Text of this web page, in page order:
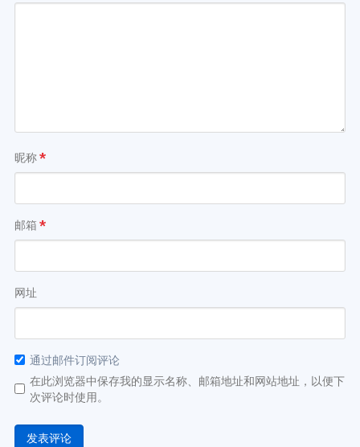
昵称*
邮箱 *
网址
通过邮件订阅评论
在此浏览器中保存我的显示名称、邮箱地址和网站地址，以便下
次评论时使用。